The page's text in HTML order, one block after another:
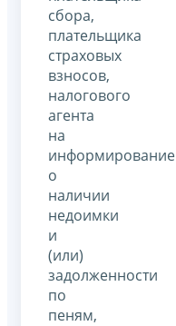
сбора,
плательщика
страховых
взносов,
налогового
агента
на
информирование
о
наличии
недоимки
и
(или)
задолженности
по
пеням,